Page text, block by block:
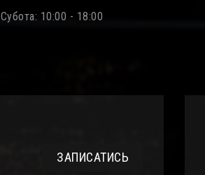
Субота: 10:00 - 18:00
ЗАПИСАТИСЬ